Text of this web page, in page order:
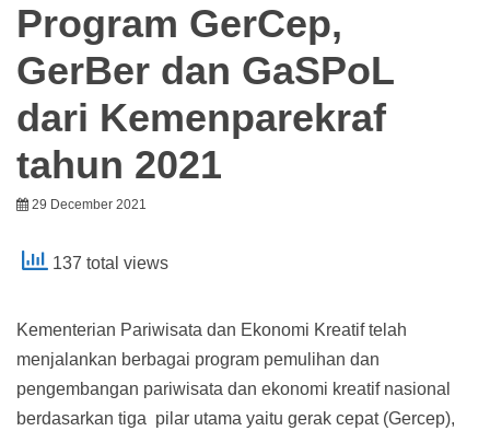
Program GerCep,
GerBer dan GaSPoL
dari Kemenparekraf
tahun 2021
29 December 2021
137 total views
Kementerian Pariwisata dan Ekonomi Kreatif telah
menjalankan berbagai program pemulihan dan
pengembangan pariwisata dan ekonomi kreatif nasional
berdasarkan tiga pilar utama yaitu gerak cepat (Gercep),